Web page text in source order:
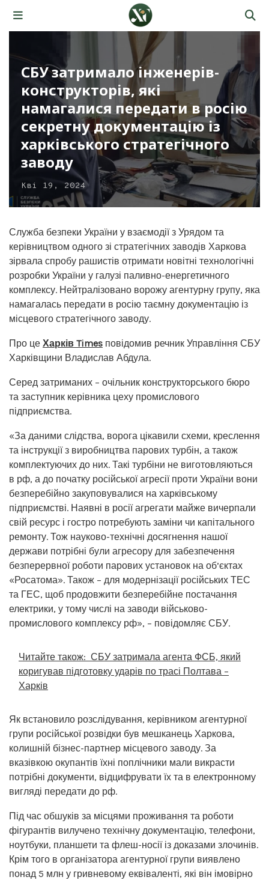
СБУ затримало інженерів-
конструкторів, які
намагалися передати в росію
секретну документацію із
харківського стратегічного
заводу
Кві 19, 2024
Служба безпеки України у взаємодії з Урядом та
керівництвом одного зі стратегічних заводів Харкова
зірвала спробу рашистів отримати новітні технологічні
розробки України у галузі паливно-енергетичного
комплексу. Нейтралізовано ворожу агентурну групу, яка
намагалась передати в росію таємну документацію із
місцевого стратегічного заводу.
Про це Харків Times повідомив речник Управління СБУ
Харківщини Владислав Абдула.
Серед затриманих – очільник конструкторського бюро
та заступник керівника цеху промислового
підприємства.
«За даними слідства, ворога цікавили схеми, креслення
та інструкції з виробництва парових турбін, а також
комплектуючих до них. Такі турбіни не виготовляються
в рф, а до початку російської агресії проти України вони
безперебійно закуповувалися на харківському
підприємстві. Наявні в росії агрегати майже вичерпали
свій ресурс і гостро потребують заміни чи капітального
ремонту. Тож науково-технічні досягнення нашої
держави потрібні були агресору для забезпечення
безперервної роботи парових установок на об’єктах
«Росатома». Також – для модернізації російських ТЕС
та ГЕС, щоб продовжити безперебійне постачання
електрики, у тому числі на заводи військово-
промислового комплексу рф», – повідомляє СБУ.
Читайте також: СБУ затримала агента ФСБ, який
коригував підготовку ударів по трасі Полтава –
Харків
Як встановило розслідування, керівником агентурної
групи російської розвідки був мешканець Харкова,
колишній бізнес-партнер місцевого заводу. За
вказівкою окупантів їхні поплічники мали викрасти
потрібні документи, відцифрувати їх та в електронному
вигляді передати до рф.
Під час обшуків за місцями проживання та роботи
фігурантів вилучено технічну документацію, телефони,
ноутбуки, планшети та флеш-носії із доказами злочинів.
Крім того в організатора агентурної групи виявлено
понад 5 млн у гривневому еквіваленті, які він імовірно